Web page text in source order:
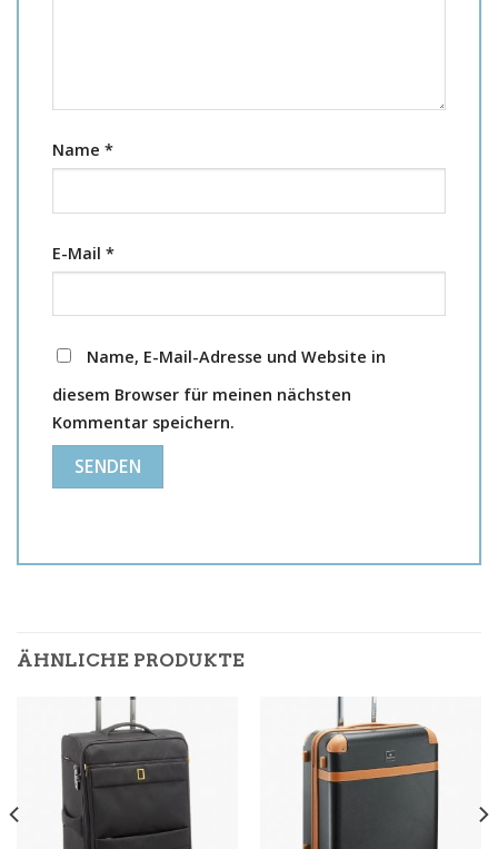
Name *
E-Mail *
Name, E-Mail-Adresse und Website in
diesem Browser für meinen nächsten
Kommentar speichern.
ÄHNLICHE PRODUKTE